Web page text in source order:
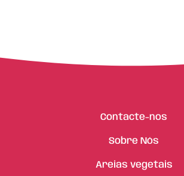
Contacte-nos
Sobre Nós
Areias vegetais